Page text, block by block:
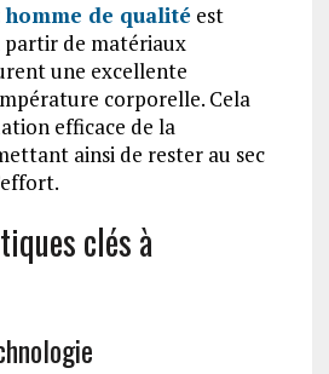
de qualitéest
partir de matériaux
une excellente
corporelle. Cela
efficace de la
ainsi de rester au sec
clés à